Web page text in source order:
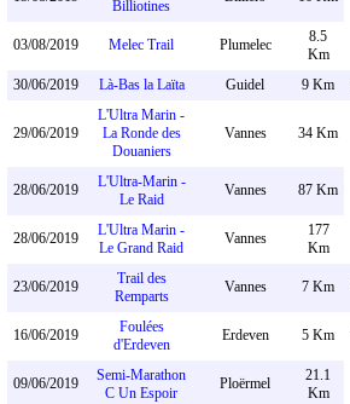
Billiotines
03/08/2019 Melec Trail Plumelec
8.5
Km
30/06/2019
Là-Bas la Laïta Guidel 9 Km
29/06/2019
L'Ultra Marin -
La Ronde des
Douaniers
Vannes 34 Km
28/06/2019
L'Ultra-Marin -
Le Raid
Vannes 87 Km
28/06/2019
L'Ultra Marin -
Le Grand Raid
Vannes
177
Km
23/06/2019
Trail des
Remparts
Vannes 7 Km
16/06/2019
Foulées
d'Erdeven
Erdeven 5 Km
09/06/2019
Semi-Marathon
C Un Espoir
Ploërmel
21.1
Km